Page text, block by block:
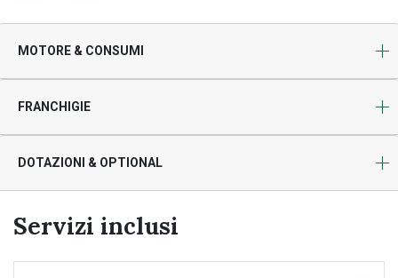
MOTORE & CONSUMI
FRANCHIGIE
DOTAZIONI & OPTIONAL
Servizi inclusi